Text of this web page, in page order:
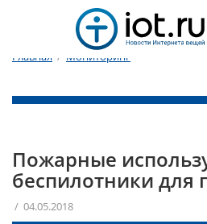
Главная / Мониторинг
Пожарные
беспилотники для
/ 04.05.2018